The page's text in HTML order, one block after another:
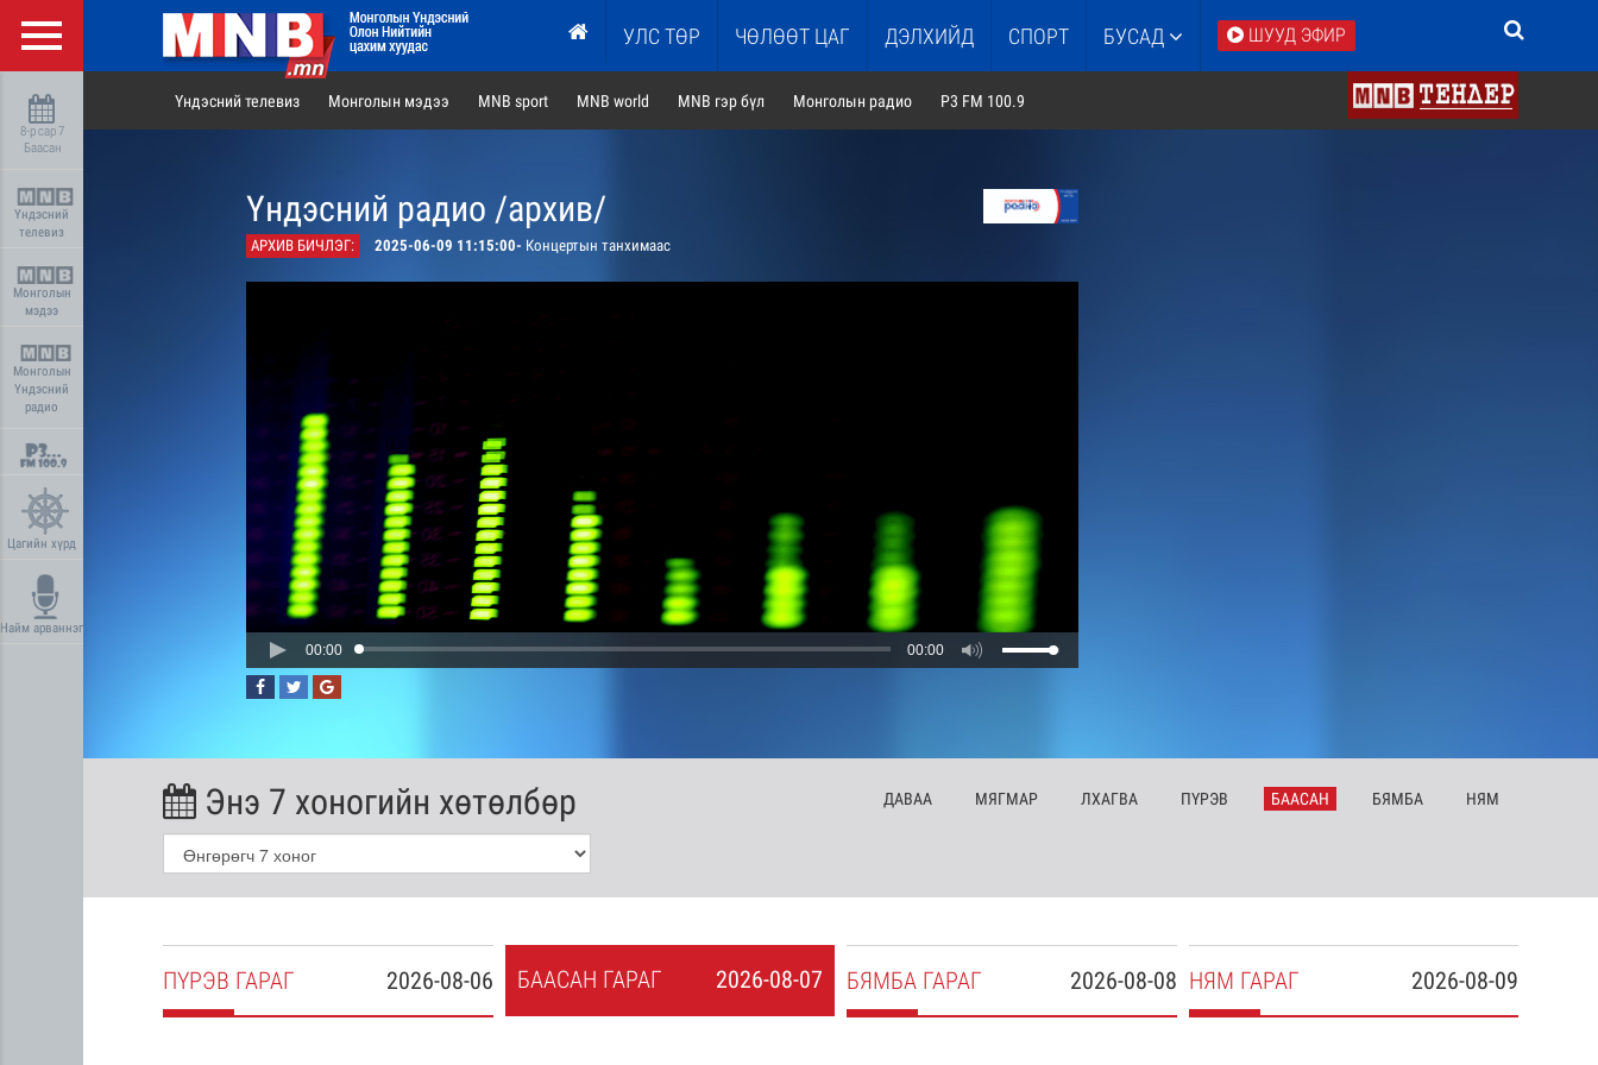
УЛС ТӨР ЧӨЛӨӨТ ЦАГ ДЭЛХИЙД СПОРТ БУСАД ШУУД ЭФИР
8-р сар 7
Баасан
Үндэсний
телевиз
Монголын
мэдээ
Монголын
Үндэсний
радио
Цагийн хүрд
Найм арваннэг
Үндэсний телевиз Монголын мэдээ MNB sport MNB world MNB гэр бүл Монголын радио P3 FM 100.9
Үндэсний радио /архив/
АРХИВ БИЧЛЭГ: 2025-06-09 11:15:00- Концертын танхимаас
00:00 00:00
Энэ 7 хоногийн хөтөлбөр ДАВАА МЯГМАР ЛХАГВА ПҮРЭВ БААСАН БЯМБА НЯМ
2026-08-06
ПҮРЭВ ГАРАГ 2026-08-07
БААСАН ГАРАГ 2026-08-08
БЯМБА ГАРАГ 2026-08-09
НЯМ ГАРАГ